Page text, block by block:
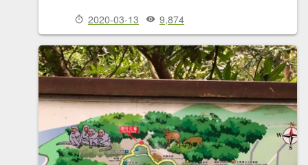
2020-03-13 9,874